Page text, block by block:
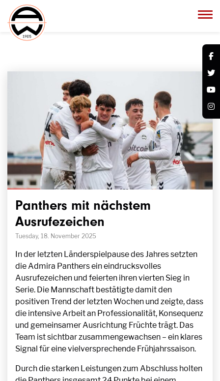
Panthers mit nächstem
Ausrufezeichen
Tuesday, 18. November 2025
In der letzten Länderspielpause des Jahres setzten
die Admira Panthers ein eindrucksvolles
Ausrufezeichen und feierten ihren vierten Sieg in
Serie. Die Mannschaft bestätigte damit den
positiven Trend der letzten Wochen und zeigte, dass
die intensive Arbeit an Professionalität, Konsequenz
und gemeinsamer Ausrichtung Früchte trägt. Das
Team ist sichtbar zusammengewachsen – ein klares
Signal für eine vielversprechende Frühjahrssaison.
Durch die starken Leistungen zum Abschluss holten